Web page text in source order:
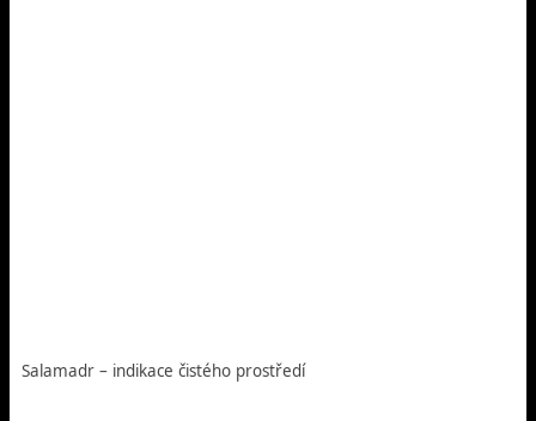
Salamadr – indikace čistého prostředí